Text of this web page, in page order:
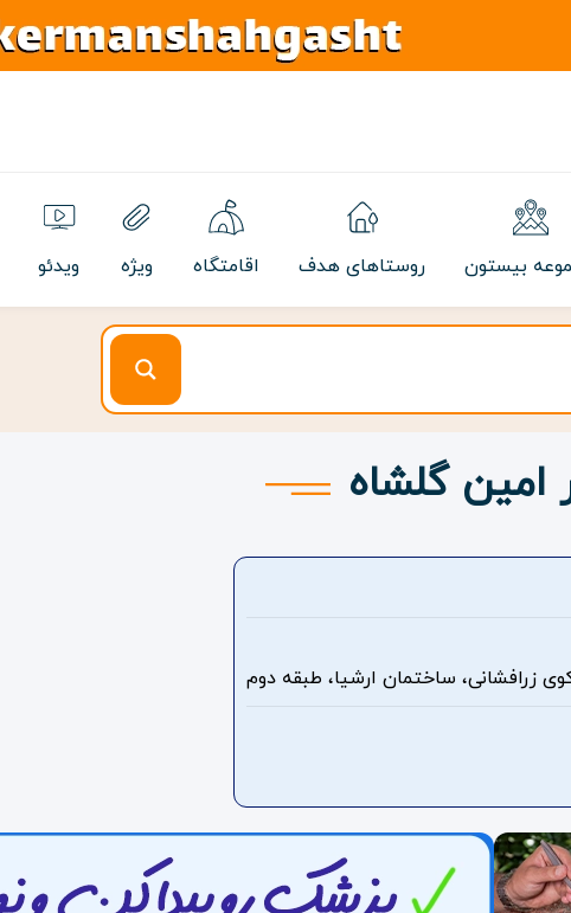
بیستون روستاهای هدف اقامتگاه ویژه ویدئو
امین گلشاه
زرافشانی، ساختمان ارشیا، طبقه دوم